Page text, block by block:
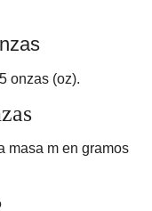
onzas (oz).
masa m en gramos